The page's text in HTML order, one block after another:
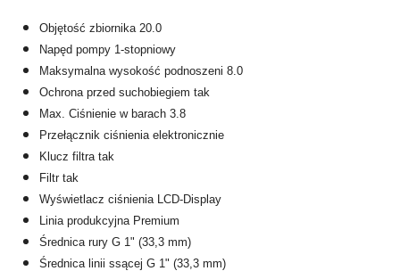
Objętość zbiornika 20.0
Napęd pompy 1-stopniowy
Maksymalna wysokość podnoszeni 8.0
Ochrona przed suchobiegiem tak
Max. Ciśnienie w barach 3.8
Przełącznik ciśnienia elektronicznie
Klucz filtra tak
Filtr tak
Wyświetlacz ciśnienia LCD-Display
Linia produkcyjna Premium
Średnica rury G 1" (33,3 mm)
Średnica linii ssącej G 1" (33,3 mm)